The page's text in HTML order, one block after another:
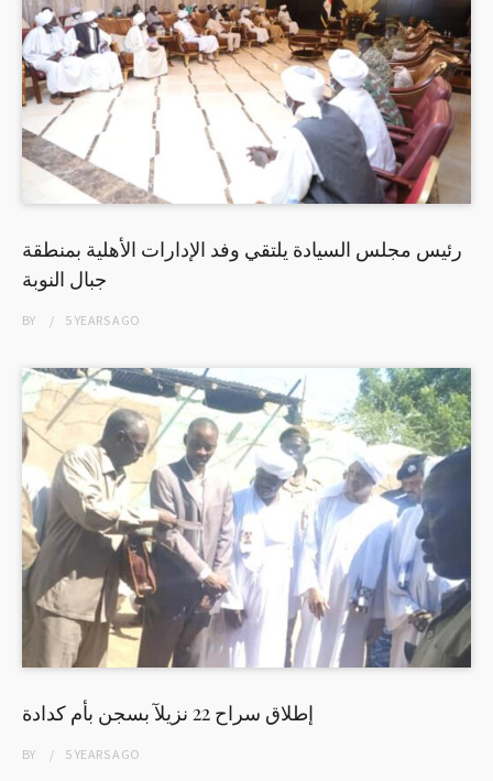
رئيس مجلس السيادة يلتقي وفد الإدارات الأهلية بمنطقة
جبال النوبة
BY 5 YEARSAGO
إطلاق سراح 22 نزيلآ بسجن بأم كدادة
BY 5 YEARSAGO